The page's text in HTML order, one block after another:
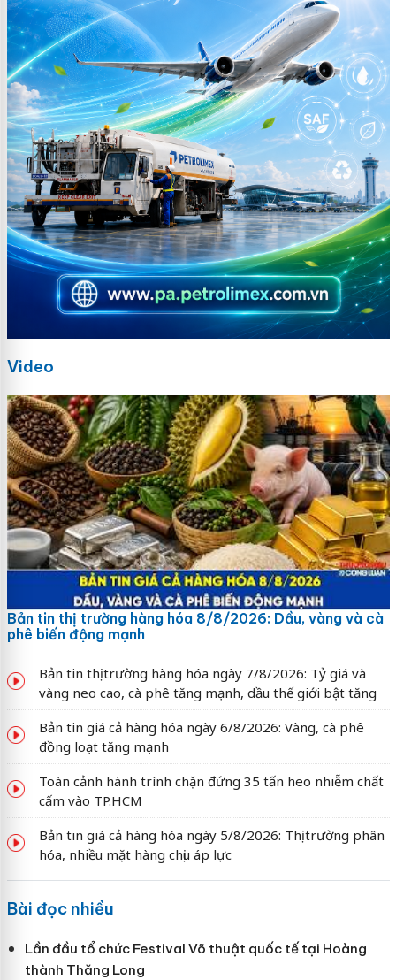
Video
Bản tin thị trường hàng hóa 8/8/2026: Dầu, vàng và cà
phê biến động mạnh
Bản tin thị trường hàng hóa ngày 7/8/2026: Tỷ giá và
vàng neo cao, cà phê tăng mạnh, dầu thế giới bật tăng
Bản tin giá cả hàng hóa ngày 6/8/2026: Vàng, cà phê
đồng loạt tăng mạnh
Toàn cảnh hành trình chặn đứng 35 tấn heo nhiễm chất
cấm vào TP.HCM
Bản tin giá cả hàng hóa ngày 5/8/2026: Thị trường phân
hóa, nhiều mặt hàng chịu áp lực
Bài đọc nhiều
Lần đầu tổ chức Festival Võ thuật quốc tế tại Hoàng
thành Thăng Long